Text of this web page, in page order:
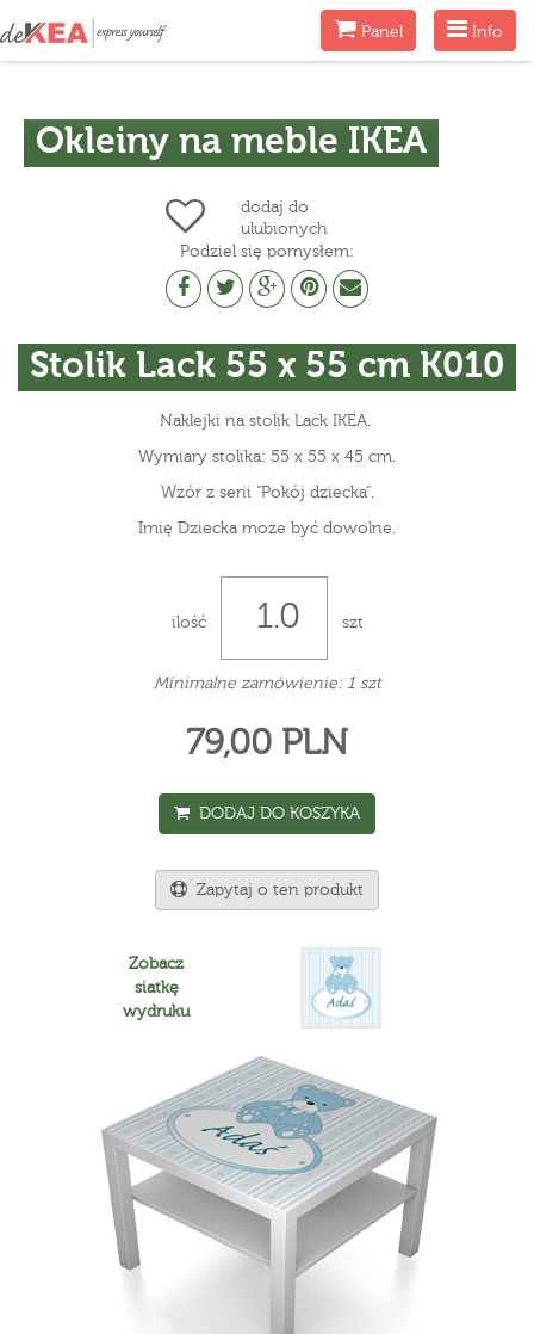
Menu
Info
MenuPanel
Okleiny na meble IKEA
dodaj do
ulubionych
Podziel się pomysłem:
Stolik Lack 55 x 55 cm K010
Naklejki na stolik Lack IKEA.
Wymiary stolika: 55 x 55 x 45 cm.
Wzór z serii "Pokój dziecka".
Imię Dziecka może być dowolne.
ilość szt
Minimalne zamówienie: 1 szt
79,00 PLN
DODAJ DO KOSZYKA
Zapytaj o ten produkt
Zobacz
siatkę
wydruku